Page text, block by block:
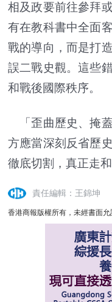
相及政要前往參拜
有在教科書中全面
戰的導向，而是打
誤二戰史觀。這些
和戰後國際秩序。
「歪曲歷史、掩
方應當深刻反省歷
徹底切割，真正走
責任編輯：王錦坤
香港商報版權所有，未經書面允